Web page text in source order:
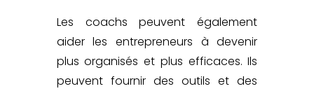
Les coachs peuvent également
aider les entrepreneurs à devenir
plus organisés et plus efficaces. Ils
peuvent fournir des outils et des